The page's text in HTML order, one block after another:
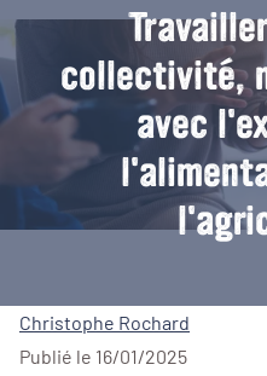
collectivité,
avec
Christophe Rochard
Publié le 16/01/2025